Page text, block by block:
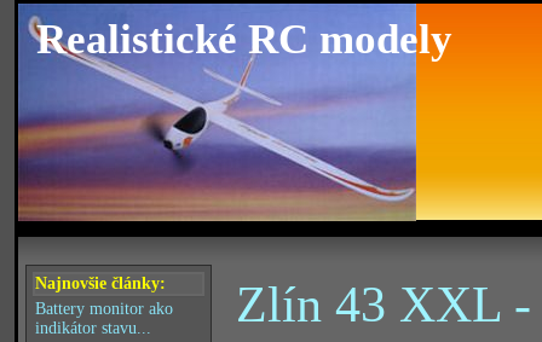
Realistické RC modely
Najnovšie články:
Battery monitor ako
indikátor stavu...
Zlín 43 XXL -